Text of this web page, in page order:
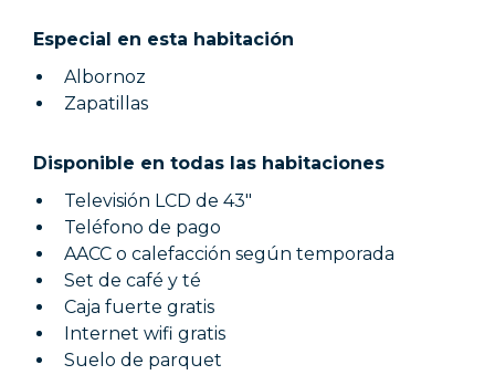
Especial en esta habitación
Albornoz
Zapatillas
Disponible en todas las habitaciones
Televisión LCD de 43"
Teléfono de pago
AACC o calefacción según temporada
Set de café y té
Caja fuerte gratis
Internet wifi gratis
Suelo de parquet